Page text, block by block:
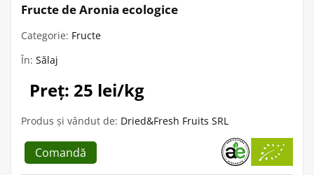
Fructe de Aronia ecologice
Categorie: Fructe
În: Sălaj
Preț: 25 lei/kg
Produs și vândut de: Dried&Fresh Fruits SRL
Comandă